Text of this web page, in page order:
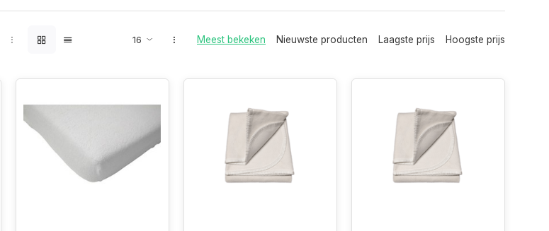
Meest bekeken Nieuwste producten Laagste prijs Hoogste prijs